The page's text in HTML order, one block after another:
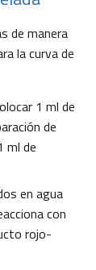
de manera
la curva de
1 ml de
de
ml de
en agua
con
rojo-